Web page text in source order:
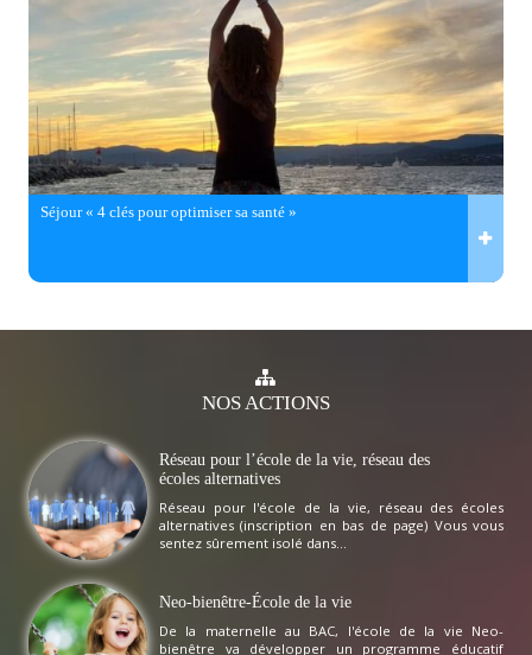
Séjour « 4 clés pour optimiser sa santé »
NOSACTIONS
Réseau pour l’école de la vie, réseau des
écoles alternatives
Réseau pour l'école de la vie, réseau des écoles
alternatives (inscription en bas de page) Vous vous
sentez sûrement isolé dans...
Neo-bienêtre-École de la vie
De la maternelle au BAC, l'école de la vie Neo-
bienêtre va développer un programme éducatif